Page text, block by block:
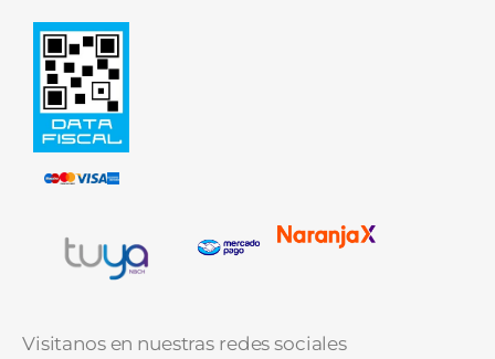
Visitanos en nuestras redes sociales